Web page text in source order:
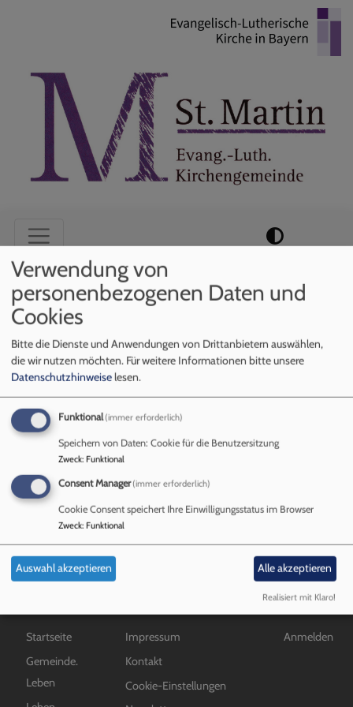
Hauptnavigation
Startseite Pfarrer
Pfarrer
Mitarbeiter*innen
Hauptnavigation
Startseite
Gemeinde.
Leben
Fußbereichsmenü
Impressum
Kontakt
Cookie-Einstellungen
Anmelden
Verwendung von
personenbezogenen Daten und
Cookies
Bitte die Dienste und Anwendungen von Drittanbietern auswählen,
die wir nutzen möchten. Für weitere Informationen bitte unsere
Datenschutzhinweiselesen.
Funktional (immer erforderlich)
Speichern von Daten: Cookie für die Benutzersitzung
Zweck: Funktional
Consent Manager (immer erforderlich)
Cookie Consent speichert Ihre Einwilligungsstatus im Browser
Zweck: Funktional
Auswahl akzeptieren Alle akzeptieren
Realisiert mit Klaro!